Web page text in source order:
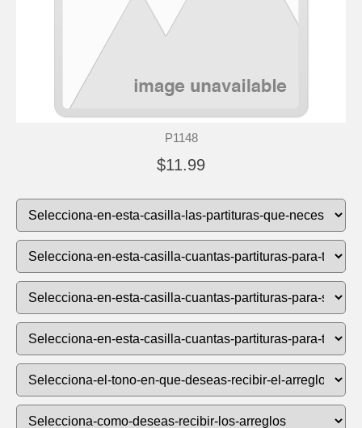
P1148
$11.99